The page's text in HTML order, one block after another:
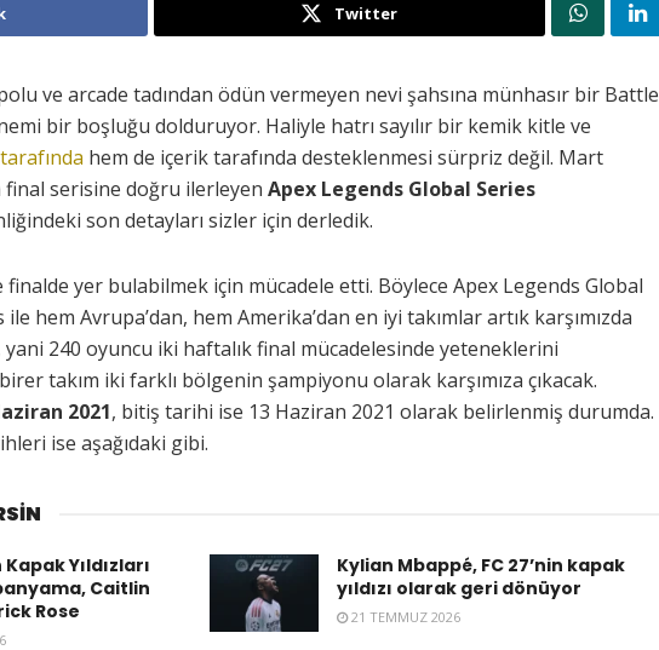
Twitter
ve arcade tadından ödün vermeyen nevi şahsına münhasır bir Battle
bir boşluğu dolduruyor. Haliyle hatrı sayılır bir kemik kitle ve
hem de içerik tarafında desteklenmesi sürpriz değil. Mart
final serisine doğru ilerleyen Apex Legends Global Series
son detayları sizler için derledik.
finalde yer bulabilmek için mücadele etti. Böylece Apex Legends Global
hem Avrupa’dan, hem Amerika’dan en iyi takımlar artık karşımızda
yani 240 oyuncu iki haftalık final mücadelesinde yeteneklerini
takım iki farklı bölgenin şampiyonu olarak karşımıza çıkacak.
2021, bitiş tarihi ise 13 Haziran 2021 olarak belirlenmiş durumda.
ise aşağıdaki gibi.
Kapak Yıldızları
Caitlin
Rose
Kylian Mbappé, FC 27’nin kapak
yıldızı olarak geri dönüyor
21 TEMMUZ 2026